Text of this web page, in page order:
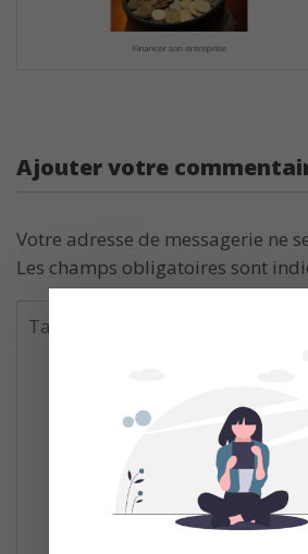
Ajouter votre
Votre adresse de messagerie ne
Les champs obligatoires sont